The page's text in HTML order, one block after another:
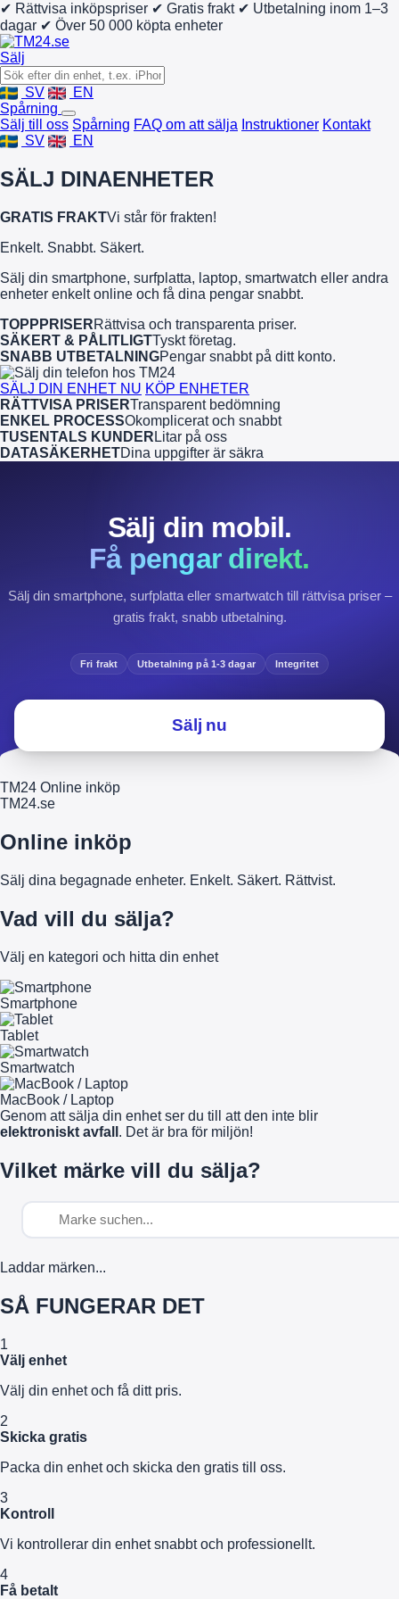
✔ Rättvisa inköpspriser ✔ Gratis frakt ✔ Utbetalning inom 1–3
dagar ✔ Över 50 000 köpta enheter
Sälj
SV
EN
Spårning
Sälj till oss Spårning FAQ om att sälja Instruktioner Kontakt
SV
EN
SÄLJ DINAENHETER
GRATIS FRAKTVi står för frakten!
Enkelt. Snabbt. Säkert.
Sälj din smartphone, surfplatta, laptop, smartwatch eller andra
enheter enkelt online och få dina pengar snabbt.
TOPPPRISERRättvisa och transparenta priser.
SÄKERT & PÅLITLIGTTyskt företag.
SNABB UTBETALNINGPengar snabbt på ditt konto.
SÄLJ DIN ENHET NU KÖP ENHETER
RÄTTVISA PRISERTransparent bedömning
ENKEL PROCESSOkomplicerat och snabbt
TUSENTALS KUNDER Litar på oss
DATASÄKERHETDina uppgifter är säkra
Sälj din mobil.
Få pengar direkt.
Sälj din smartphone, surfplatta eller smartwatch till rättvisa priser –
gratis frakt, snabb utbetalning.
Fri frakt Utbetalning på 1-3 dagar Integritet
Sälj nu
TM24 Online inköp
TM24.se
Online inköp
Sälj dina begagnade enheter. Enkelt. Säkert. Rättvist.
Vad vill du sälja?
Välj en kategori och hitta din enhet
Smartphone
Tablet
Smartwatch
MacBook / Laptop
Genom att sälja din enhet ser du till att den inte blir
elektroniskt avfall . Det är bra för miljön!
Vilket märke vill du sälja?
Laddar märken...
SÅ FUNGERAR DET
1
Välj enhet
Välj din enhet och få ditt pris.
2
Skicka gratis
Packa din enhet och skicka den gratis till oss.
3
Kontroll
Vi kontrollerar din enhet snabbt och professionellt.
4
Få betalt